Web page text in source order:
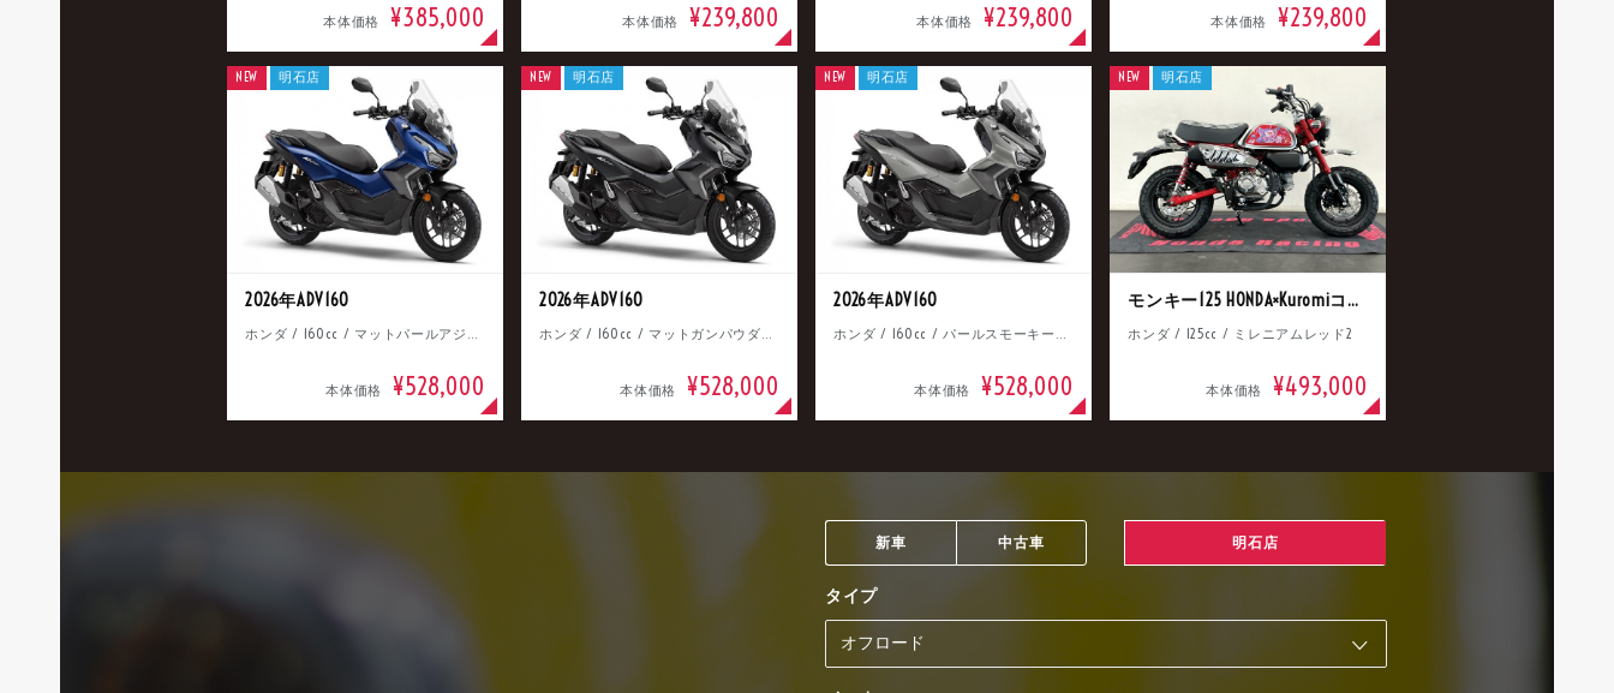
本体価格 ¥385,000 本体価格 ¥239,800 本体価格 ¥239,800 本体価格 ¥239,800
2026年ADV160
ホンダ / 160cc / マットパールアジャイルブルー
本体価格 ¥528,000
NEW 明石店
2026年ADV160
ホンダ / 160cc / マットガンパウダーブラックメタリック
本体価格 ¥528,000
NEW 明石店
2026年ADV160
ホンダ / 160cc / パールスモーキーグレー
本体価格 ¥528,000
NEW 明石店
モンキー125 HONDA×Kuromiコラボ
ホンダ / 125cc / ミレニアムレッド2
本体価格 ¥493,000
NEW 明石店
新車 中古車 明石店
タイプ